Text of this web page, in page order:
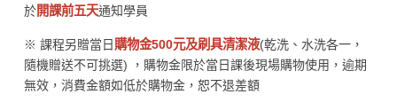
於開課前五天通知學員
※ 課程另贈當日 購物金500元及刷具清潔液(乾洗、水洗各一，
隨機贈送不可挑選) ，購物金限於當日課後現場購物使用，逾期
無效，消費金額如低於購物金，恕不退差額